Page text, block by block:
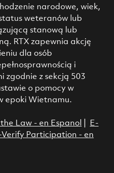
narodowe, wiek,
weteranów lub
stanową lub
RTX zapewnia akcję
dla osób
i
zgodnie z sekcją 503
o pomocy w
epoki Wietnamu.
the Law - en Espanol
E-
Verify Participation - en